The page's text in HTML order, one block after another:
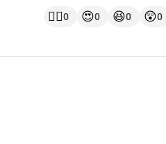
👍🏻0 😍0 😆0 😲0